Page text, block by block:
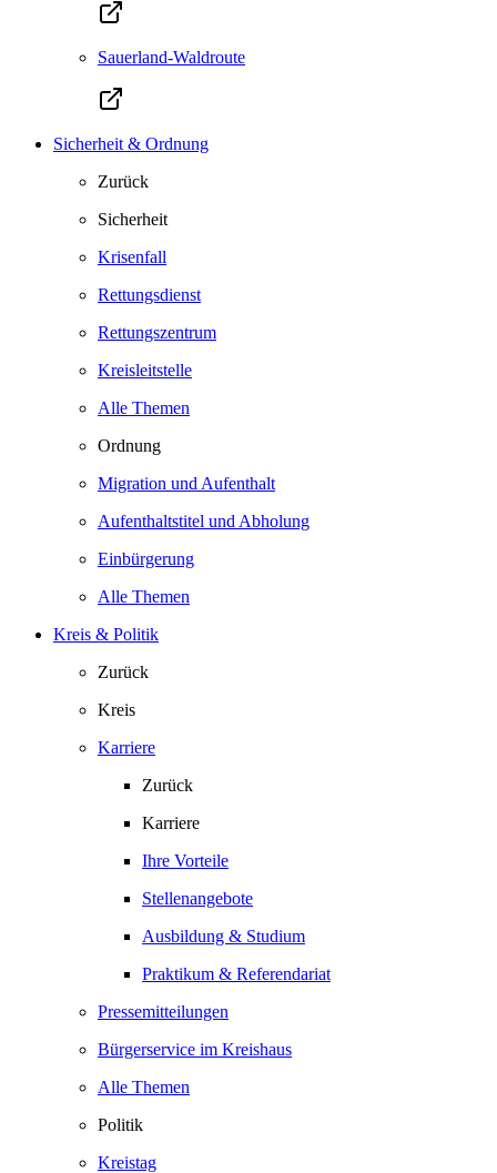
Sauerland-Waldroute
Sicherheit & Ordnung
Zurück
Sicherheit
Krisenfall
Rettungsdienst
Rettungszentrum
Kreisleitstelle
Alle Themen
Ordnung
Migration und Aufenthalt
Aufenthaltstitel und Abholung
Einbürgerung
Alle Themen
Kreis & Politik
Zurück
Kreis
Karriere
Zurück
Karriere
Ihre Vorteile
Stellenangebote
Ausbildung & Studium
Praktikum & Referendariat
Pressemitteilungen
Bürgerservice im Kreishaus
Alle Themen
Politik
Kreistag